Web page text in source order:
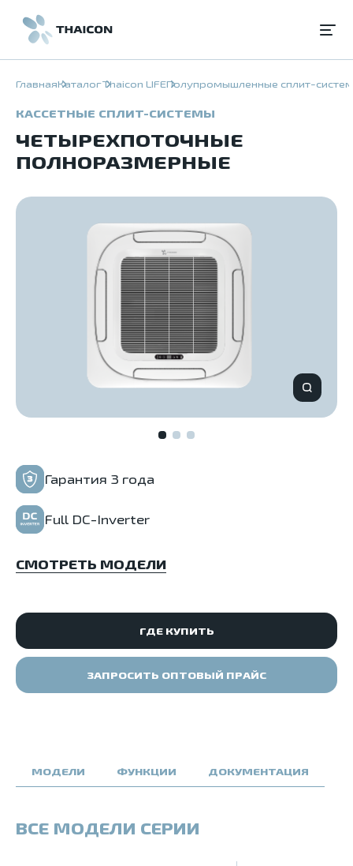
ГлавнаяКаталогThaicon LIFEПолупромышленные сплит-
КАССЕТНЫЕ СПЛИТ-СИСТЕМЫ
ЧЕТЫРЕХПОТОЧНЫЕ
ПОЛНОРАЗМЕРНЫЕ
Гарантия 3 года
Full DC-Inverter
СМОТРЕТЬ МОДЕЛИ
ГДЕ КУПИТЬ
ЗАПРОСИТЬ ОПТОВЫЙ ПРАЙС
МОДЕЛИ ФУНКЦИИ ДОКУМЕНТАЦИЯ
ВСЕ МОДЕЛИ СЕРИИ